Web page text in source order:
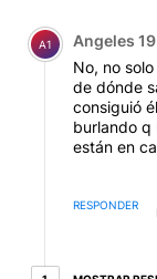
Comentario de
A1 Angeles
No, no
de dónde
consiguió
burlando q
están en
años
doble
RESPONDER
1 respuesta